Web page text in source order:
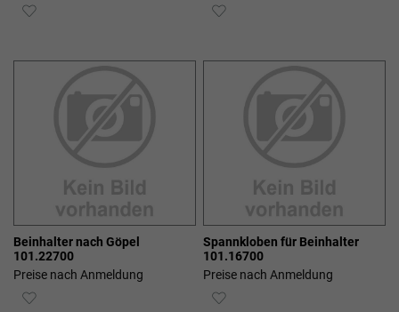
ZUR
HINZUFÜGEN
ZUR
HINZUFÜGEN
Beinhalter nach Göpel
101.22700
Preise nach Anmeldung
ZUR
Spannkloben für Beinhalter
101.16700
Preise nach Anmeldung
ZUR